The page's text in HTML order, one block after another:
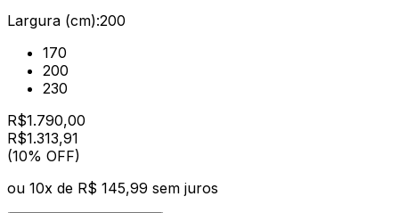
Largura (cm):200
170
200
230
R$1.790,00
R$1.313,91
(10% OFF)
ou 10x de R$ 145,99 sem juros